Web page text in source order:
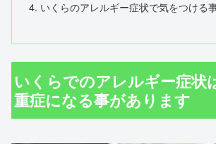
いくらのアレルギー症状で気をつける
いくらでのアレルギー症状
重症になる事があります